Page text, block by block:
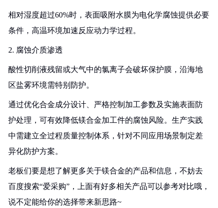
相对湿度超过60%时，表面吸附水膜为电化学腐蚀提供必要
条件，高温环境加速反应动力学过程。
2. 腐蚀介质渗透
酸性切削液残留或大气中的氯离子会破坏保护膜，沿海地
区盐雾环境需特别防护。
通过优化合金成分设计、严格控制加工参数及实施表面防
护处理，可有效降低镁合金加工件的腐蚀风险。生产实践
中需建立全过程质量控制体系，针对不同应用场景制定差
异化防护方案。
老板们要是想了解更多关于镁合金的产品和信息，不妨去
百度搜索“爱采购”，上面有好多相关产品可以参考对比哦，
说不定能给你的选择带来新思路~